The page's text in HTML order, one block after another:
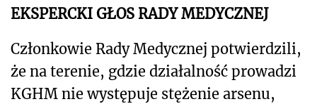
EKSPERCKI GŁOS RADY MEDYCZNEJ
Członkowie Rady Medycznej potwierdzili,
że na terenie, gdzie działalność prowadzi
KGHM nie występuje stężenie arsenu,